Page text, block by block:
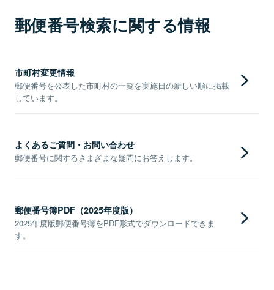
郵便番号検索に関する情報
市町村変更情報
郵便番号を公表した市町村の一覧を実施日の新しい順に掲載
しています。
よくあるご質問・お問い合わせ
郵便番号に関するさまざまな疑問にお答えします。
郵便番号簿PDF（2025年度版）
2025年度版郵便番号簿をPDF形式でダウンロードできま
す。